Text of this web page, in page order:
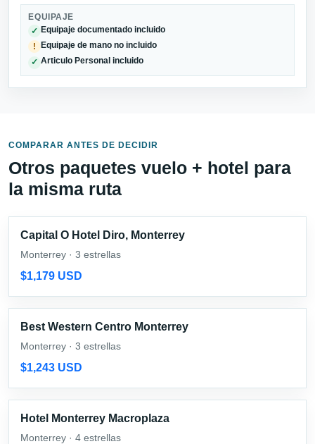
EQUIPAJE
✓ Equipaje documentado incluido
! Equipaje de mano no incluido
✓ Articulo Personal incluido
COMPARAR ANTES DE DECIDIR
Otros paquetes vuelo + hotel para
la misma ruta
Capital O Hotel Diro, Monterrey
Monterrey · 3 estrellas
$1,179 USD
Best Western Centro Monterrey
Monterrey · 3 estrellas
$1,243 USD
Hotel Monterrey Macroplaza
Monterrey · 4 estrellas